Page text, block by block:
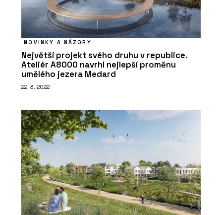
NOVINKY A NÁZORY
Největší projekt svého druhu v republice.
Ateliér A8000 navrhl nejlepší proměnu
umělého jezera Medard
22. 3. 2022